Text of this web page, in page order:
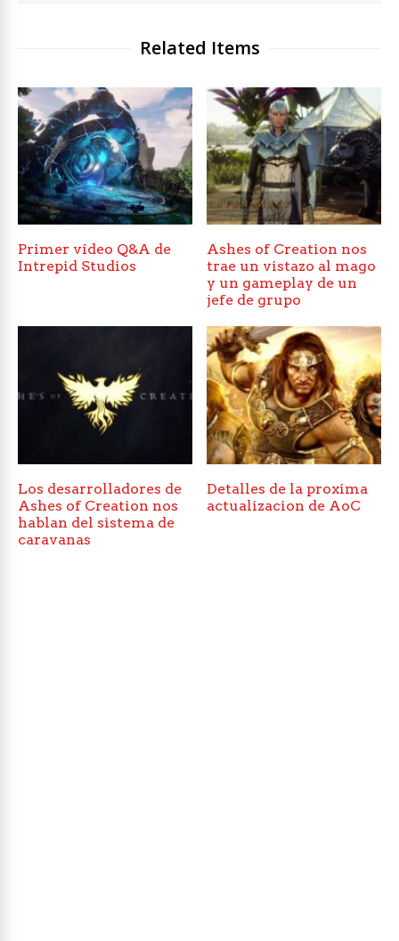
Related Items
Primer vídeo Q&A de
Intrepid Studios
Ashes of Creation nos
trae un vistazo al mago
y un gameplay de un
jefe de grupo
Los desarrolladores de
Ashes of Creation nos
hablan del sistema de
caravanas
Detalles de la proxima
actualizacion de AoC